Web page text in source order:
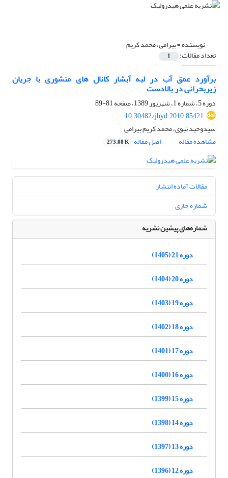
نویسنده =بیرامی، محمد کریم
تعداد مقالات: 1
برآورد عمق آب در لبه آبشار کانال های منشوری با جریان
زیربحرانی در بالادست
دوره 5، شماره 1، شهریور 1389، صفحه
81-89
10.30482/jhyd.2010.85421
سیدوحید نبوی، محمد کریم بیرامی
مشاهده مقاله
اصل مقاله 273.08 K
مقالات آماده انتشار
شماره جاری
شماره‌های پیشین نشریه
دوره 21 (1405)
دوره 20 (1404)
دوره 19 (1403)
دوره 18 (1402)
دوره 17 (1401)
دوره 16 (1400)
دوره 15 (1399)
دوره 14 (1398)
دوره 13 (1397)
دوره 12 (1396)